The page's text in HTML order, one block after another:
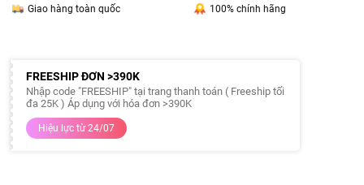
Giao hàng toàn quốc 100% chính hãng
FREESHIP ĐƠN >390K
Nhập code "FREESHIP" tại trang thanh toán ( Freeship tối
đa 25K ) Áp dụng với hóa đơn >390K
Hiệu lực từ 24/07